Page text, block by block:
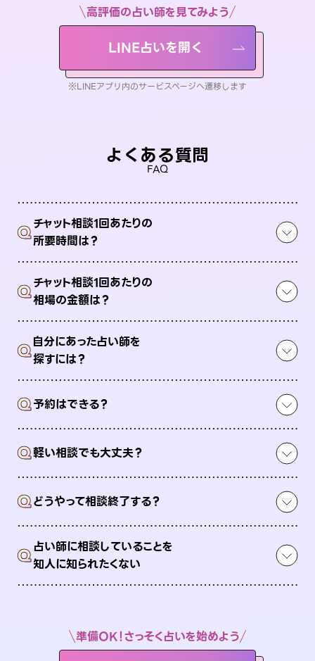
高評価の占い師を見てみよう
LINE占いを開く
※LINEアプリ内のサービスページへ遷移します
よくある質問
FAQ
Qチャット相談1回あたりの
所要時間は？
Qチャット相談1回あたりの
相場の金額は？
Q自分にあった占い師を
探すには？
Q予約はできる？
Q軽い相談でも大丈夫？
Qどうやって相談終了する？
Q占い師に相談していることを
知人に知られたくない
準備OK！さっそく占いを始めよう